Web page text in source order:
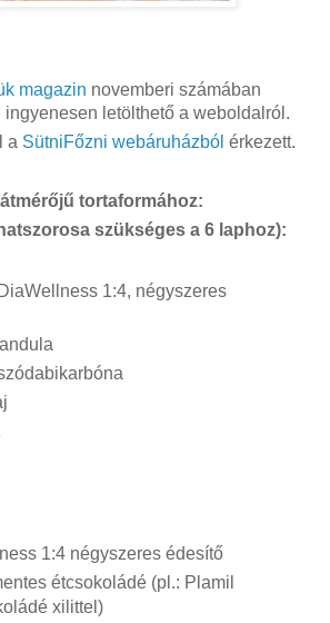
magazin novemberi számában
ingyenesen letölthető a weboldalról.
a SütniFőzni webáruházból érkezett.
tortaformához:
hatszorosa szükséges a 6 laphoz):
1:4, négyszeres
1:4 négyszeres édesítő
étcsokoládé (pl.: Plamil
xilittel)